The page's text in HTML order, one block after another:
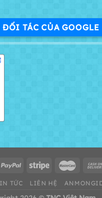
TÁC CỦA GOOGLE
TỨC LIÊN HỆ